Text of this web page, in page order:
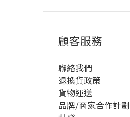
顧客服務
聯絡我們
退換貨政策
貨物運送
品牌/商家合作計劃